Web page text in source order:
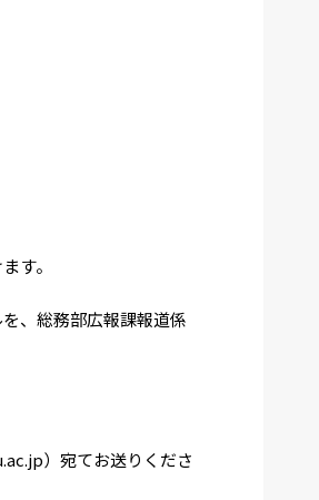
す。
、総務部広報課報道係
）宛てお送りくださ